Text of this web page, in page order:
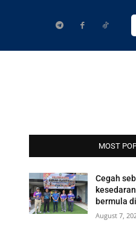
MOST
Cegah
bermula
August 7,